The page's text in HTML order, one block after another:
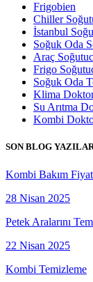
Frigobien
Chiller
İstanbul
Soğuk Oda
Araç
Frigo
Soğuk Oda
Klima
Su Arıtma
Kombi
SON BLOG
Kombi Bakım
28 Nisan 2025
Petek Aralarını
22 Nisan 2025
Kombi Temizleme